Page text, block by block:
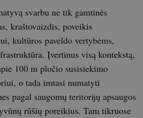
svarbu ne tik gamtinės
kraštovaizdis, poveikis
kultūros paveldo vertybėms,
Įvertinus visą kontekstą,
100 m pločio susisiekimo
o tada imtasi numatyti
pagal saugomų teritorijų apsaugos
rūšių poreikius. Tam tikruose